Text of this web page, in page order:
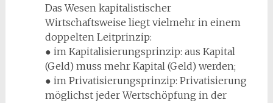
Das Wesen kapitalistischer
Wirtschaftsweise liegt vielmehr in einem
doppelten Leitprinzip:
● im Kapitalisierungsprinzip: aus Kapital
(Geld) muss mehr Kapital (Geld) werden;
● im Privatisierungsprinzip: Privatisierung
möglichst jeder Wertschöpfung in der